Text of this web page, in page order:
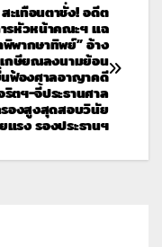
สะเทือนตาชั่ง! อดีต
รหัวหน้าคณะฯ แฉ
พากษาทิพย์” อ้าง
กษียณลงนามย้อน
ฟ้องศาลอาญาคดี
ริตฯ-จี้ประธานศาล
องสูงสุดสอบวินัย
แรง รองประธานฯ